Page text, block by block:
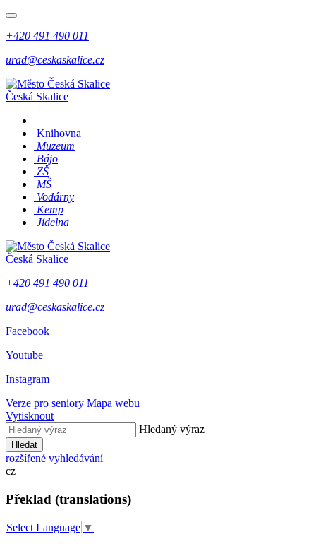
+420 491 490 011
urad@ceskaskalice.cz
Česká Skalice
Knihovna
Muzeum
Bájo
ZŠ
MŠ
Vodárny
Kemp
Jídelna
Česká Skalice
+420 491 490 011
urad@ceskaskalice.cz
Facebook
Youtube
Instagram
Verze pro seniory Mapa webu
Vytisknout
Hledaný výraz
Hledat
rozšířené vyhledávání
cz
Překlad (translations)
Select Language ▼